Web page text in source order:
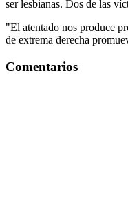
ser lesbianas. Dos de las
"El atentado nos produce
de extrema derecha
Comentarios